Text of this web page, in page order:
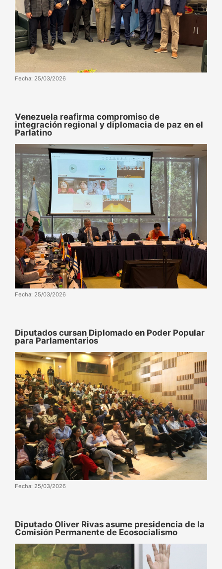
Fecha: 25/03/2026
Venezuela reafirma compromiso de
integración regional y diplomacia de paz en el
Parlatino
Fecha: 25/03/2026
Diputados cursan Diplomado en Poder Popular
para Parlamentarios
Fecha: 25/03/2026
Diputado Oliver Rivas asume presidencia de la
Comisión Permanente de Ecosocialismo